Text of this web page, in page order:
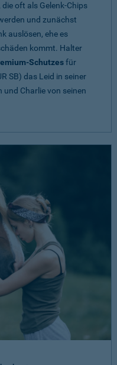
oft als Gelenk-Chips
und zunächst
auslösen, ehe es
kommt. Halter
Schutzesfür
SB) das Leid in seiner
Charlie von seinen